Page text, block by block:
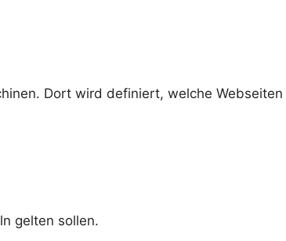
Dort wird definiert, welche Webseiten
gelten sollen.